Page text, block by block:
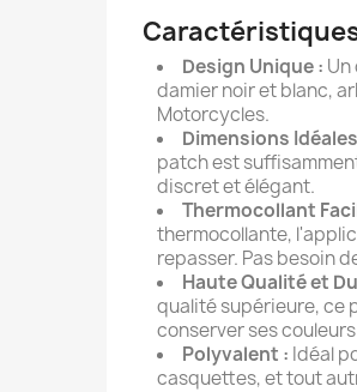
Design Unique :
damier noir et blanc,
Motorcycles.
Dimensions
patch est
discret et élégant.
Thermocollant
thermocollante,
repasser. Pas besoin
Haute Qualité et
qualité supérieure, ce
conserver ses
Polyvalent : Idéal
casquettes, et tout